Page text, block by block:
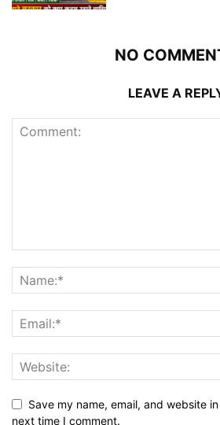
NO
LEAVE A
Save my name, email, and website
next time I comment.